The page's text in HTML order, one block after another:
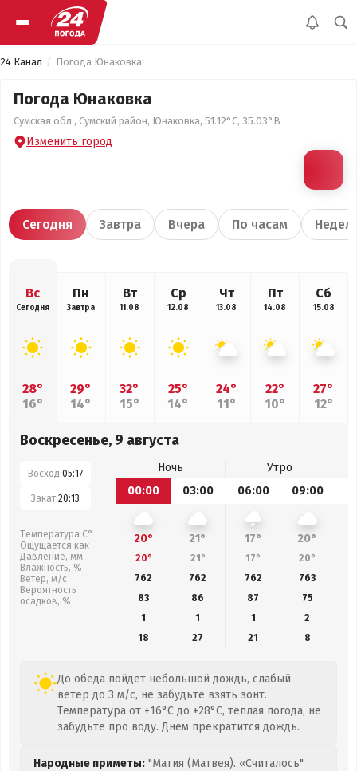
24 Канал Погода Юнаковка
Погода Юнаковка
Сумская обл., Сумский район, Юнаковка, 51.12°С, 35.03°В
Изменить город
Сегодня Завтра Вчера По часам
Вс
Сегодня
28°
16°
Пн
Завтра
29°
14°
Вт
11.08
32°
15°
Ср
12.08
25°
14°
Чт
13.08
24°
11°
Пт
14.08
22°
10°
Сб
15.08
27°
12°
Воскресенье, 9 августа
Восход:05:17
Закат:20:13
Температура С°
Ощущается как
Давление, мм
Влажность, %
Ветер, м/с
Вероятность
осадков, %
Ночь
Утро
00:00
03:00 06:00 09:00
20° 21° 17° 20°
20° 21° 17° 20°
762
762 762 763
83
86 87 75
1
1 1
2
18
27 21 8
До обеда пойдет небольшой дождь, слабый
ветер до 3 м/с, не забудьте взять зонт.
Температура от +16°C до +28°C, теплая погода, не
забудьте про воду. Днем прекратится дождь.
Народные приметы: "Матия (Матвея). «Считалось"